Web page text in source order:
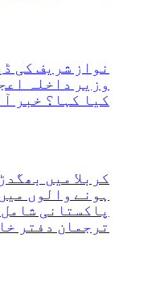
نواز شریف کی
وزیر داخلہ
کیا کہا؟ خبر آ
کربلا میں
ہونے والوں
پاکستانی
ترجمان دفتر